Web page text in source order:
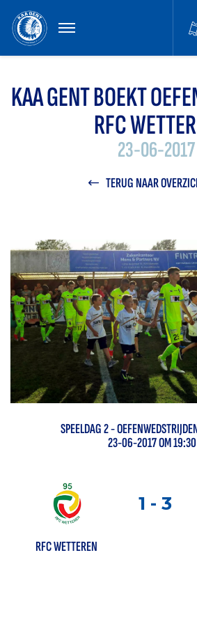
MENU
KAA GENT BOEKT
RFC
23-06-2017
TERUG NAAR
SPEELDAG2-
23-06-2017 OM
1 - 3
RFC WETTEREN